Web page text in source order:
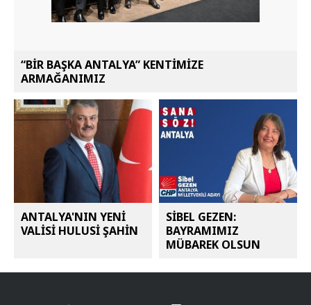
“BİR BAŞKA ANTALYA” KENTİMİZE
ARMAĞANIMIZ
ANTALYA'NIN YENİ
VALİSİ HULUSİ ŞAHİN
SİBEL GEZEN:
BAYRAMIMIZ
MÜBAREK OLSUN